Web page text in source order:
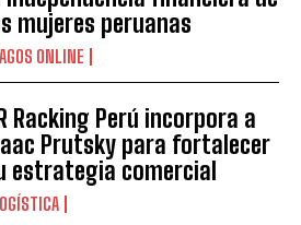
mujeres peruanas
ONLINE
Racking Perú incorpora a
Prutsky para fortalecer
estrategia comercial